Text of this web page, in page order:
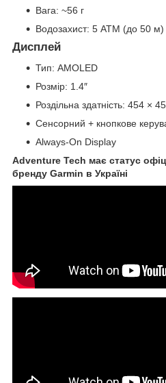
Вага: ~56 г
Водозахист: 5 ATM (до 50 м)
Дисплей
Тип: AMOLED
Розмір: 1.4″
Роздільна здатність: 454 ×
Сенсорний + кнопкове
Always-On Display
Adventure Tech має статус
бренду Garmin в Україні